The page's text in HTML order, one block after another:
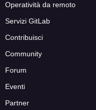
Operatività da remoto
Servizi GitLab
Contribuisci
Community
Forum
Eventi
Partner